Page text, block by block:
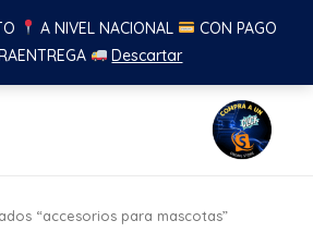
A NIVEL NACIONAL
CON PAGO
Descartar
“accesorios para mascotas”